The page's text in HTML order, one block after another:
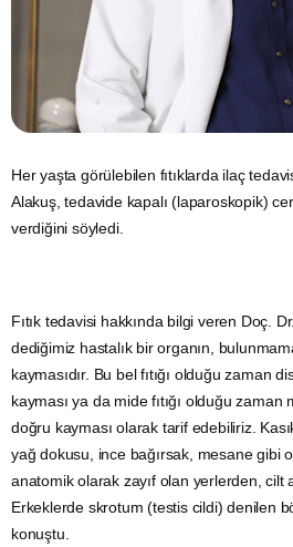
Her yaşta görülebilen fıtıklarda ilaç
Alakuş, tedavide kapalı (laparoskopik)
verdiğini söyledi.
Fıtık tedavisi hakkında bilgi veren Doç.
dediğimiz hastalık bir organın,
kaymasıdır. Bu bel fıtığı olduğu zaman
kayması ya da mide fıtığı olduğu
doğru kayması olarak tarif edebiliriz.
yağ dokusu, ince bağırsak, mesane gibi
anatomik olarak zayıf olan yerlerden, cilt
Erkeklerde skrotum (testis cildi) denilen
konuştu.